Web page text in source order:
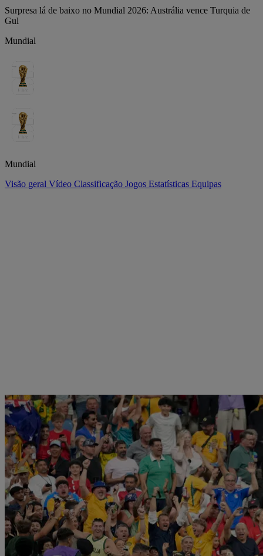
Surpresa lá de baixo no Mundial 2026: Austrália vence Turquia de
Gul
Mundial
Mundial
Visão geral Vídeo Classificação Jogos Estatísticas Equipas